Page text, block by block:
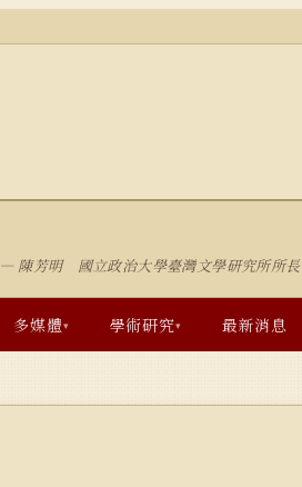
— 陳芳明 國立政治大學臺灣文學研究所所長
多媒體▾ 學術研究▾ 最新消息